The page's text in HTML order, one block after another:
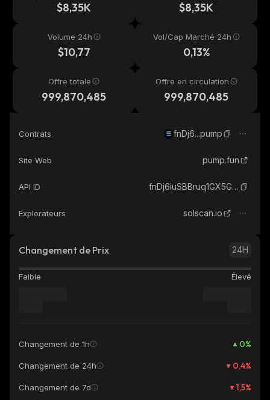
$8,35K $8,35K
Volume 24h
$10,77
Vol/Cap Marché 24h
0,13%
Offre totale
999,870,485
Offre en circulation
999,870,485
Contrats fnDj6...pump
Site Web pump.fun
API ID fnDj6iuSBBruq1GX5GQwxGa3MvAxiJbnPBSvHt4pump_solana
Explorateurs solscan.io
Changement de Prix 24H
Faible Élevé
Changement de 1h 0%
Changement de 24h 0,4%
Changement de 7d 1,5%